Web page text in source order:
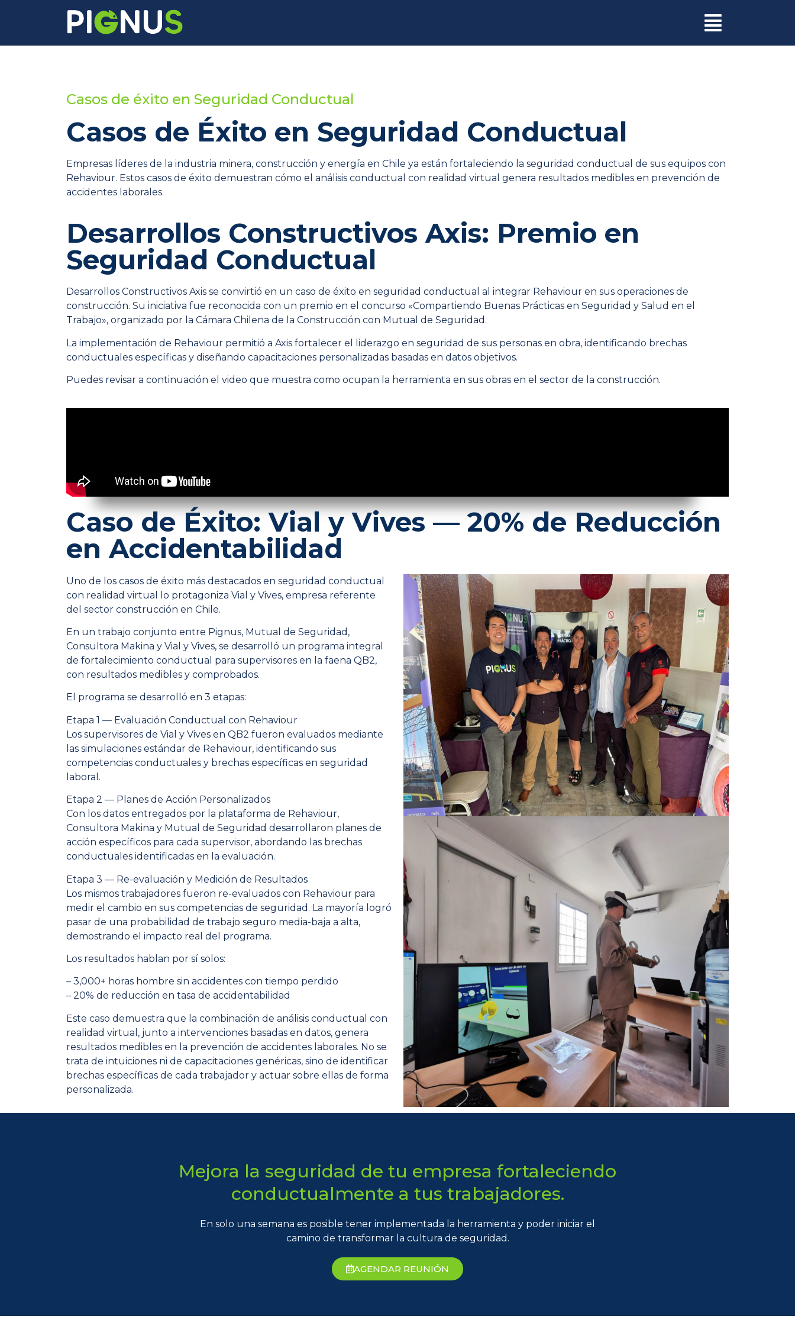
Casos de éxito en Seguridad Conductual
Casos de Éxito en Seguridad Conductual
Empresas líderes de la industria minera, construcción y energía en Chile ya están fortaleciendo la seguridad conductual de sus equipos con
Rehaviour. Estos casos de éxito demuestran cómo el análisis conductual con realidad virtual genera resultados medibles en prevención de
accidentes laborales.
Desarrollos Constructivos Axis: Premio en
Seguridad Conductual
Desarrollos Constructivos Axis se convirtió en un caso de éxito en seguridad conductual al integrar Rehaviour en sus operaciones de
construcción. Su iniciativa fue reconocida con un premio en el concurso «Compartiendo Buenas Prácticas en Seguridad y Salud en el
Trabajo», organizado por la Cámara Chilena de la Construcción con Mutual de Seguridad.
La implementación de Rehaviour permitió a Axis fortalecer el liderazgo en seguridad de sus personas en obra, identificando brechas
conductuales específicas y diseñando capacitaciones personalizadas basadas en datos objetivos.
Puedes revisar a continuación el video que muestra como ocupan la herramienta en sus obras en el sector de la construcción.
Caso de Éxito: Vial y Vives — 20% de Reducción
en Accidentabilidad
Uno de los casos de éxito más destacados en seguridad conductual
con realidad virtual lo protagoniza Vial y Vives, empresa referente
del sector construcción en Chile.
En un trabajo conjunto entre Pignus, Mutual de Seguridad,
Consultora Makina y Vial y Vives, se desarrolló un programa integral
de fortalecimiento conductual para supervisores en la faena QB2,
con resultados medibles y comprobados.
El programa se desarrolló en 3 etapas:
Etapa 1 — Evaluación Conductual con Rehaviour
Los supervisores de Vial y Vives en QB2 fueron evaluados mediante
las simulaciones estándar de Rehaviour, identificando sus
competencias conductuales y brechas específicas en seguridad
laboral.
Etapa 2 — Planes de Acción Personalizados
Con los datos entregados por la plataforma de Rehaviour,
Consultora Makina y Mutual de Seguridad desarrollaron planes de
acción específicos para cada supervisor, abordando las brechas
conductuales identificadas en la evaluación.
Etapa 3 — Re-evaluación y Medición de Resultados
Los mismos trabajadores fueron re-evaluados con Rehaviour para
medir el cambio en sus competencias de seguridad. La mayoría logró
pasar de una probabilidad de trabajo seguro media-baja a alta,
demostrando el impacto real del programa.
Los resultados hablan por sí solos:
– 3,000+ horas hombre sin accidentes con tiempo perdido
– 20% de reducción en tasa de accidentabilidad
Este caso demuestra que la combinación de análisis conductual con
realidad virtual, junto a intervenciones basadas en datos, genera
resultados medibles en la prevención de accidentes laborales. No se
trata de intuiciones ni de capacitaciones genéricas, sino de identificar
brechas específicas de cada trabajador y actuar sobre ellas de forma
personalizada.
Mejora la seguridad de tu empresa fortaleciendo
conductualmente a tus trabajadores.
En solo una semana es posible tener implementada la herramienta y poder iniciar el
camino de transformar la cultura de seguridad.
AGENDAR REUNIÓN